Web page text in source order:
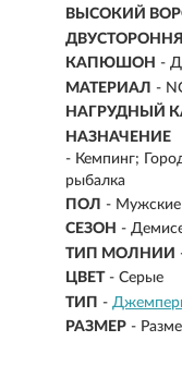
ВЫСОКИЙ
КАПЮШОН -
МАТЕРИАЛ -
НАГРУДНЫЙ
НАЗНАЧЕНИЕ
- Кемпинг;
рыбалка
ПОЛ - Мужские
СЕЗОН -
ТИП МОЛНИИ
ЦВЕТ - Серые
ТИП -
РАЗМЕР -